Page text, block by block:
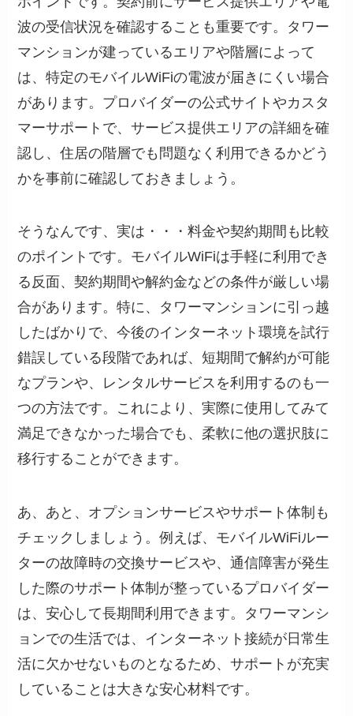
波の受信状況を確認することも重要です。タワー
マンションが建っているエリアや階層によって
は、特定のモバイルWiFiの電波が届きにくい場合
があります。プロバイダーの公式サイトやカスタ
マーサポートで、サービス提供エリアの詳細を確
認し、住居の階層でも問題なく利用できるかどう
かを事前に確認しておきましょう。
そうなんです、実は・・・料金や契約期間も比較
のポイントです。モバイルWiFiは手軽に利用でき
る反面、契約期間や解約金などの条件が厳しい場
合があります。特に、タワーマンションに引っ越
したばかりで、今後のインターネット環境を試行
錯誤している段階であれば、短期間で解約が可能
なプランや、レンタルサービスを利用するのも一
つの方法です。これにより、実際に使用してみて
満足できなかった場合でも、柔軟に他の選択肢に
移行することができます。
あ、あと、オプションサービスやサポート体制も
チェックしましょう。例えば、モバイルWiFiルー
ターの故障時の交換サービスや、通信障害が発生
した際のサポート体制が整っているプロバイダー
は、安心して長期間利用できます。タワーマンシ
ョンでの生活では、インターネット接続が日常生
活に欠かせないものとなるため、サポートが充実
していることは大きな安心材料です。